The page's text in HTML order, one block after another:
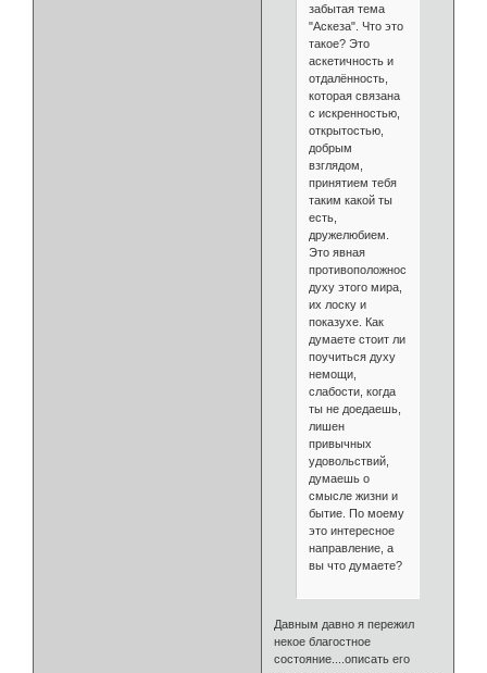
забытая тема
"Аскеза". Что это
такое? Это
аскетичность и
отдалённость,
которая связана
с искренностью,
открытостью,
добрым
взглядом,
принятием тебя
таким какой ты
есть,
дружелюбием.
Это явная
противоположность
духу этого мира,
их лоску и
показухе. Как
думаете стоит ли
поучиться духу
немощи,
слабости, когда
ты не доедаешь,
лишен
привычных
удовольствий,
думаешь о
смысле жизни и
бытие. По моему
это интересное
направление, а
вы что думаете?
Давным давно я пережил
некое благостное
состояние....описать его